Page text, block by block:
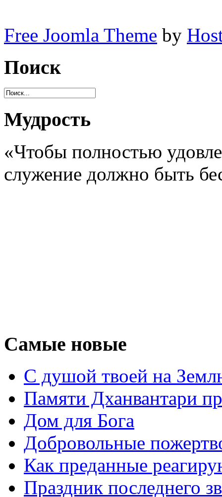
Free Joomla Theme by
Поиск
Мудрость
«Чтобы полностью
служение должно быть
Самые новые
С душой твоей на
Памяти Дханвантари
Дом для Бога
Добровольные
Как преданные
Праздник последнего